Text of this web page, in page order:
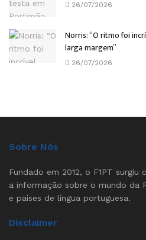
26/07/2026
Norris: “O ritmo foi
larga margem”
26/07/2026
Sobre Nós
Fundado em 2012, o F1PT
a informação sobre o mundo da
e países de língua portuguesa.
Disclaimer